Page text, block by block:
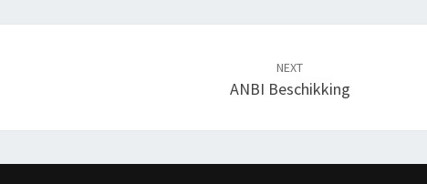
NEXT
ANBI Beschikking